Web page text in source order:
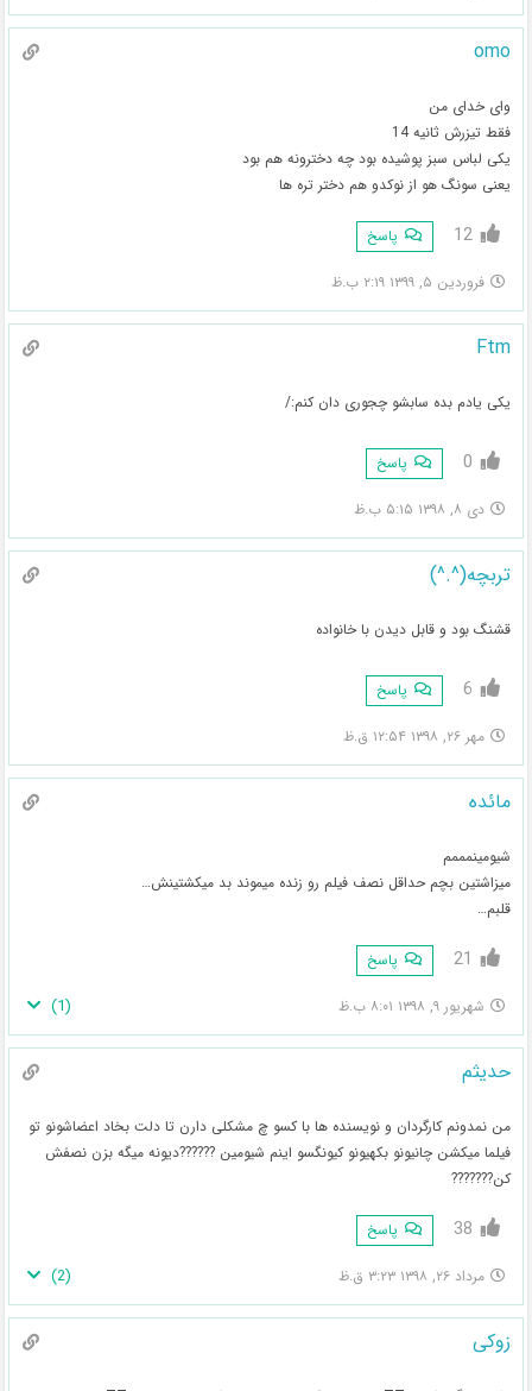
omo
وای خدای من
فقط تیزرش ثانیه 14
یکی لباس سبز پوشیده بود چه دخترونه هم بود
یعنی سونگ هو از نوکدو هم دختر تره ها
12 پاسخ
فروردین ۵, ۱۳۹۹ ۲:۱۹ ب.ظ
Ftm
یکی یادم بده سابشو چجوری دان کنم:/
0 پاسخ
دی ۸, ۱۳۹۸ ۵:۱۵ ب.ظ
تربچه(^.^)
قشنگ بود و قابل دیدن با خانواده
6 پاسخ
مهر ۲۶, ۱۳۹۸ ۱۲:۵۴ ق.ظ
مائده
شیومینمممم
میزاشتین بچم حداقل نصف فیلم رو زنده میموند بد میکشتینش…
قلبم…
21 پاسخ
شهریور ۹, ۱۳۹۸ ۸:۰۱ ب.ظ (
1
)
حدیثم
من نمدونم کارگردان و نویسنده ها با کسو چ مشکلی دارن تا دلت بخاد اعضاشونو تو
فیلما میکشن چانیونو بکهیونو کیونگسو اینم شیومین ??????دیونه میگه بزن نصفش
کن???????
38 پاسخ
مرداد ۲۶, ۱۳۹۸ ۳:۲۳ ق.ظ (
2
)
زوکی